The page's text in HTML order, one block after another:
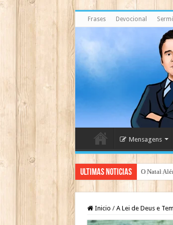
Frases Devocional
Mensagens
Ultimas Noticias Japão
Inicio / A Lei de Deus e